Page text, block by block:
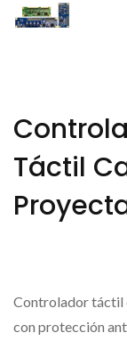
Táctil
Controlador táctil
con protección